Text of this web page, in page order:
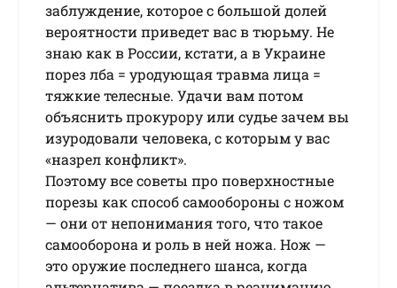
заблуждение, которое с большой долей
вероятности приведет вас в тюрьму. Не
знаю как в России, кстати, а в Украине
порез лба = уродующая травма лица =
тяжкие телесные. Удачи вам потом
объяснить прокурору или судье зачем вы
изуродовали человека, с которым у вас
«назрел конфликт».
Поэтому все советы про поверхностные
порезы как способ самообороны с ножом
— они от непонимания того, что такое
самооборона и роль в ней ножа. Нож —
это оружие последнего шанса, когда